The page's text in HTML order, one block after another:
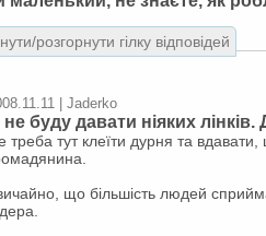
розгорнути гілку відповідей
| Jaderko
буду давати ніяких
треба тут клеїти дурня та
що більшість людей